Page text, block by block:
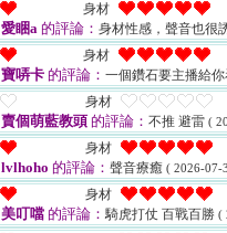
身材
愛睏a 的評論： 身材性感，聲音也很
身材
寶哢卡 的評論： 一個鑽石要主播給
身材
賣個萌藍教頭 的評論： 不推 避雷 (
身材
lvlhoho 的評論： 聲音療癒 ( 2026-07-
身材
美叮噹 的評論：騎虎打仗 百戰百勝 (